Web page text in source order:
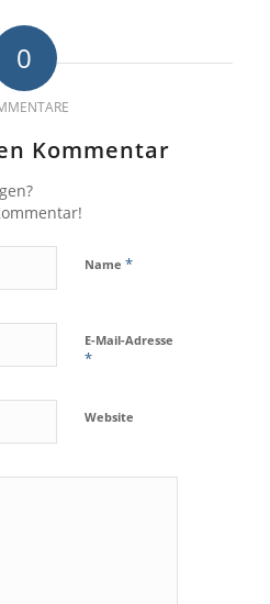
0
Kommentar
Name *
E-Mail-Adresse
*
Website